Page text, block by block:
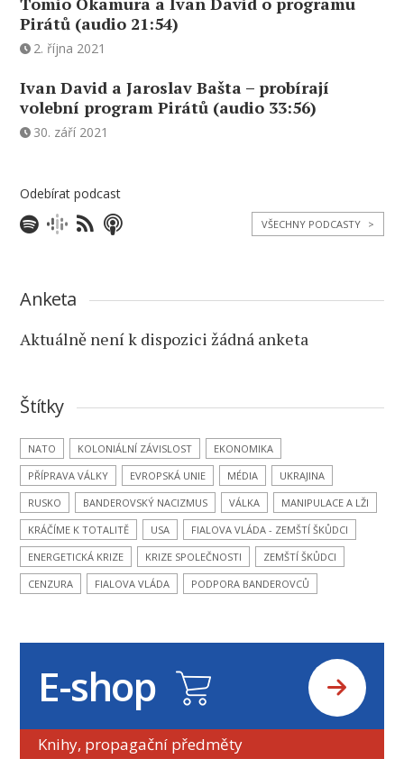
Pirátů (audio 21:54)
2. října 2021
Ivan David a Jaroslav Bašta – probírají
volební program Pirátů (audio 33:56)
30. září 2021
Odebírat podcast
VŠECHNY PODCASTY >
Anketa
Aktuálně není k dispozici žádná anketa
Štítky
NATO KOLONIÁLNÍ ZÁVISLOST
EKONOMIKA
PŘÍPRAVA VÁLKY
EVROPSKÁ UNIE MÉDIA
UKRAJINA
RUSKO
BANDEROVSKÝ NACIZMUS VÁLKA
MANIPULACE A LŽI
KRÁČÍME K TOTALITĚ
USA
FIALOVA VLÁDA - ZEMŠTÍ ŠKŮDCI
ENERGETICKÁ KRIZE
KRIZE SPOLEČNOSTI
ZEMŠTÍ ŠKŮDCI
CENZURA
FIALOVA VLÁDA PODPORA BANDEROVCŮ
E-shop
Knihy, propagační předměty